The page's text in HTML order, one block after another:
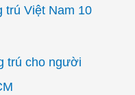
trú Việt Nam 10
trú cho người